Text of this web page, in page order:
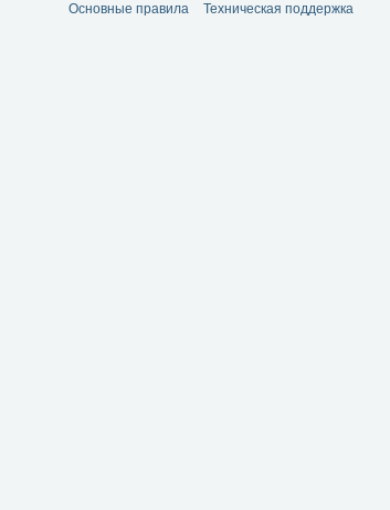
Основные правила Техническая поддержка